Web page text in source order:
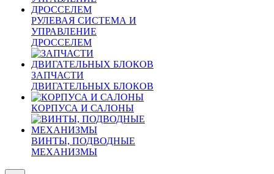
РУЛЕВАЯ СИСТЕМА И
УПРАВЛЕНИЕ
ДРОССЕЛЕМ
ЗАПЧАСТИ
ДВИГАТЕЛЬНЫХ БЛОКОВ
КОРПУСА И САЛОНЫ
ВИНТЫ, ПОДВОДНЫЕ
МЕХАНИЗМЫ